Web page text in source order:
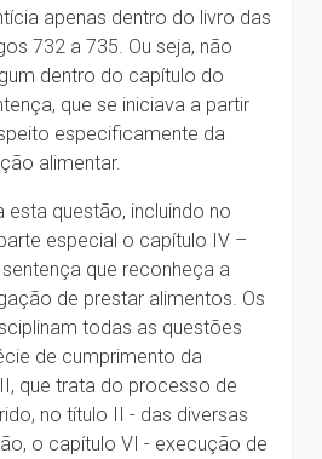
apenas dentro do livro das
732 a 735. Ou seja, não
dentro do capítulo do
que se iniciava a partir
especificamente da
alimentar.
esta questão, incluindo no
especial o capítulo IV –
que reconheça a
de prestar alimentos. Os
todas as questões
de cumprimento da
que trata do processo de
no título II - das diversas
o capítulo VI - execução de